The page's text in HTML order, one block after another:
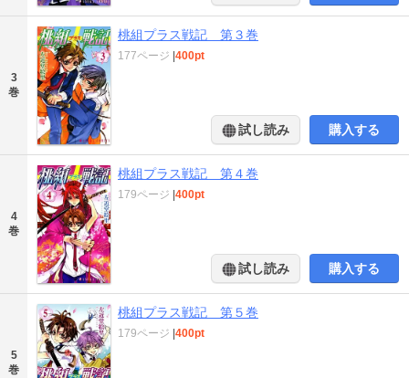
3
巻
桃組プラス戦記 第３巻
177ページ 400pt
試し読み 購入する
4
巻
桃組プラス戦記 第４巻
179ページ 400pt
試し読み 購入する
5
巻
桃組プラス戦記 第５巻
179ページ 400pt